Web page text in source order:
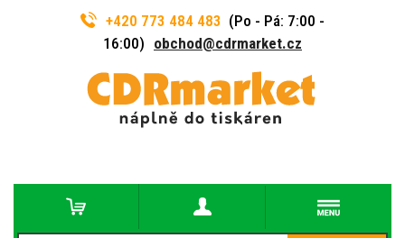
+420 773 484 483 (Po - Pá: 7:00 -
16:00) obchod@cdrmarket.cz